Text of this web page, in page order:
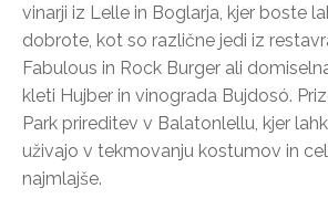
vinarji iz Lelle in Boglarja, kjer boste
dobrote, kot so različne jedi iz
Fabulous in Rock Burger ali
kleti Hujber in vinograda Bujdosó.
Park prireditev v Balatonlellu, kjer
uživajo v tekmovanju kostumov in
najmlajše.